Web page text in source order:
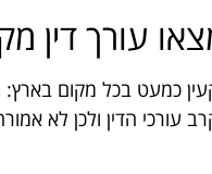
עורך דין
כמעט בכל מקום
עורכי הדין ולכן לא